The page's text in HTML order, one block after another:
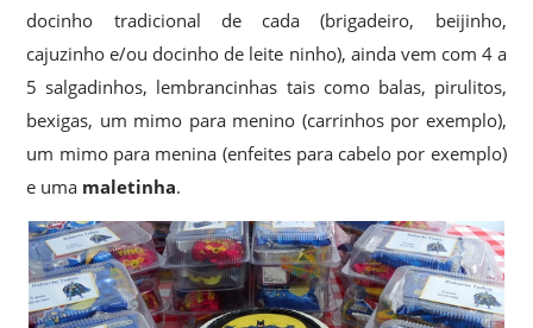
docinho tradicional de cada (brigadeiro, beijinho,
cajuzinho e/ou docinho de leite ninho), ainda vem com 4 a
5 salgadinhos, lembrancinhas tais como balas, pirulitos,
bexigas, um mimo para menino (carrinhos por exemplo),
um mimo para menina (enfeites para cabelo por exemplo)
e uma maletinha.